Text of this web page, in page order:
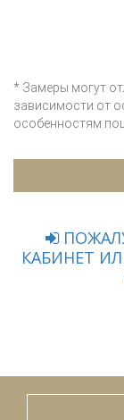
* Замеры могут
зависимости от
особенностям
КАБИНЕТ